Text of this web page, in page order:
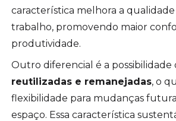
característica melhora a
trabalho, promovendo maior
produtividade.
Outro diferencial é a possibilidade
reutilizadas e remanejadas, o
flexibilidade para mudanças
espaço. Essa característica